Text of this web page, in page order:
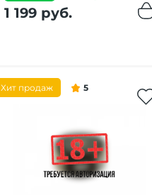
1 199 руб.
Хит продаж 5